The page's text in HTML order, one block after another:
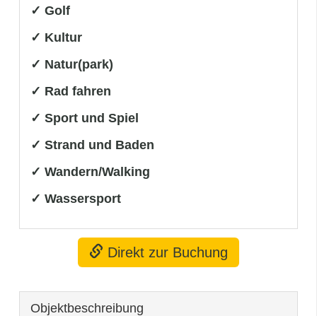
✓ Golf
✓ Kultur
✓ Natur(park)
✓ Rad fahren
✓ Sport und Spiel
✓ Strand und Baden
✓ Wandern/Walking
✓ Wassersport
Direkt zur Buchung
Objekt­beschreibung